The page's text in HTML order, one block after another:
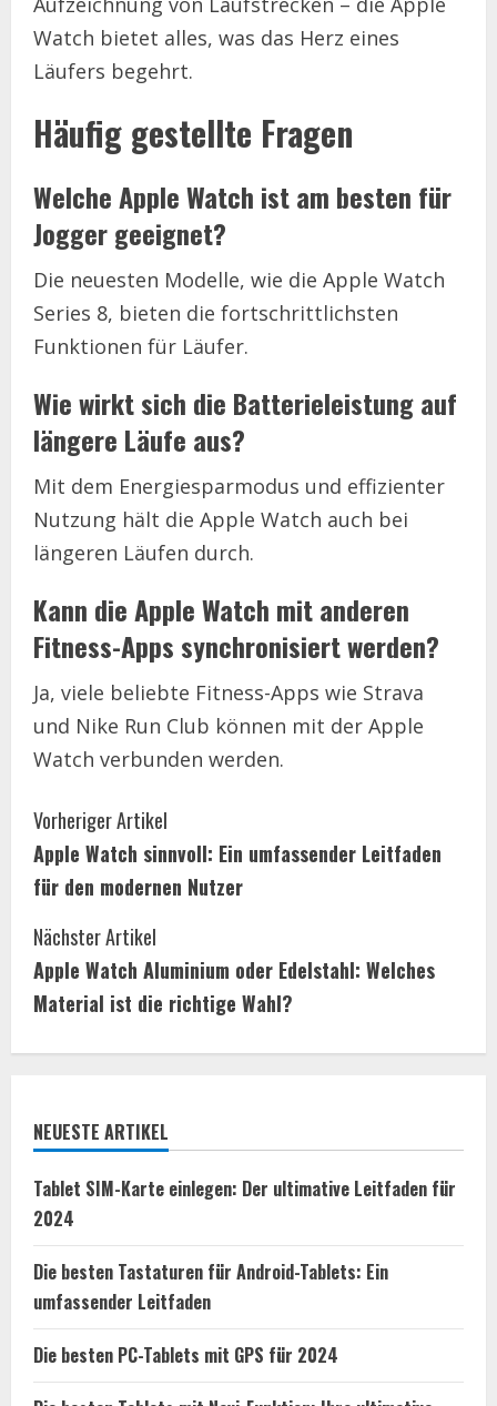
Watch bietet alles, was das Herz eines
Läufers begehrt.
Häufig gestellte Fragen
Welche Apple Watch ist am besten für
Jogger geeignet?
Die neuesten Modelle, wie die Apple Watch
Series 8, bieten die fortschrittlichsten
Funktionen für Läufer.
Wie wirkt sich die Batterieleistung auf
längere Läufe aus?
Mit dem Energiesparmodus und effizienter
Nutzung hält die Apple Watch auch bei
längeren Läufen durch.
Kann die Apple Watch mit anderen
Fitness-Apps synchronisiert werden?
Ja, viele beliebte Fitness-Apps wie Strava
und Nike Run Club können mit der Apple
Watch verbunden werden.
C
o
n
t
i
n
e
R
e
a
d
i
Vorheriger Artikel
Apple Watch sinnvoll: Ein umfassender Leitfaden
für den modernen Nutzer
Nächster Artikel
Apple Watch Aluminium oder Edelstahl: Welches
Material ist die richtige Wahl?
NEUESTE ARTIKEL
Tablet SIM-Karte einlegen: Der ultimative Leitfaden für
2024
Die besten Tastaturen für Android-Tablets: Ein
umfassender Leitfaden
Die besten PC-Tablets mit GPS für 2024